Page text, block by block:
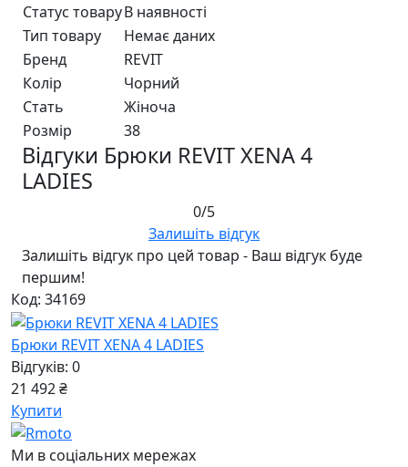
Статус товаруВ наявності
Тип товару
Немає даних
Бренд
REVIT
Колір
Чорний
Стать
Жiноча
Розмір
38
Відгуки Брюки REVIT XENA 4
LADIES
0/5
Залишіть відгук
Залишіть відгук про цей товар - Ваш відгук буде
першим!
Код: 34169
Брюки REVIT XENA 4 LADIES
Відгуків: 0
21 492 ₴
Купити
Ми в соціальних мережах